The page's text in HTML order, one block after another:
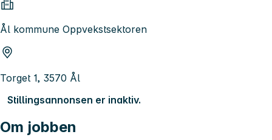
Ål kommune Oppvekstsektoren
Torget 1, 3570 Ål
Stillingsannonsen er inaktiv.
Om jobben